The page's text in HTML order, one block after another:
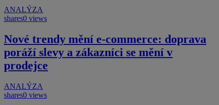
ANALÝZA
shares0 views
Nové trendy mění e-commerce: doprava
poráží slevy a zákazníci se mění v
prodejce
ANALÝZA
shares0 views